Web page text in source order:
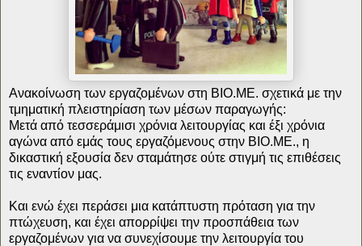
Ανακοίνωση των εργαζομένων στη ΒΙΟ.ΜΕ. σχετικά με την
τμηματική πλειστηρίαση των μέσων παραγωγής:
Μετά από τεσσεράμισι χρόνια λειτουργίας και έξι χρόνια
αγώνα από εμάς τους εργαζόμενους στην ΒΙΟ.ΜΕ., η
δικαστική εξουσία δεν σταμάτησε ούτε στιγμή τις επιθέσεις
τις εναντίον μας.
Και ενώ έχει περάσει μια κατάπτυστη πρόταση για την
πτώχευση, και έχει απορρίψει την προσπάθεια των
εργαζομένων για να συνεχίσουμε την λειτουργία του